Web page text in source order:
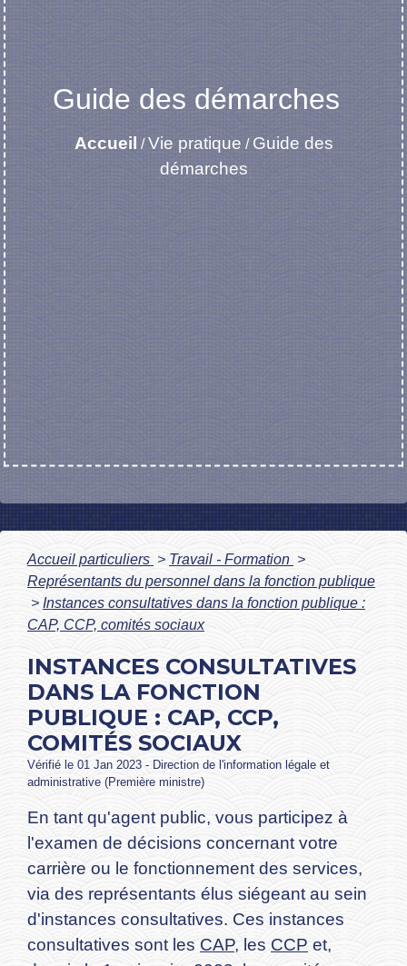
Guide des démarches
Accueil / Vie pratique / Guide des
démarches
Accueil particuliers > Travail - Formation >
Représentants du personnel dans la fonction publique
> Instances consultatives dans la fonction publique :
CAP, CCP, comités sociaux
INSTANCES CONSULTATIVES
DANS LA FONCTION
PUBLIQUE : CAP, CCP,
COMITÉS SOCIAUX
Vérifié le 01 Jan 2023 - Direction de l'information légale et
administrative (Première ministre)
En tant qu'agent public, vous participez à
l'examen de décisions concernant votre
carrière ou le fonctionnement des services,
via des représentants élus siégeant au sein
d'instances consultatives. Ces instances
consultatives sont les CAP, les CCP et,